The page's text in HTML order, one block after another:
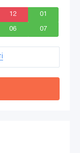
12 01
06 07